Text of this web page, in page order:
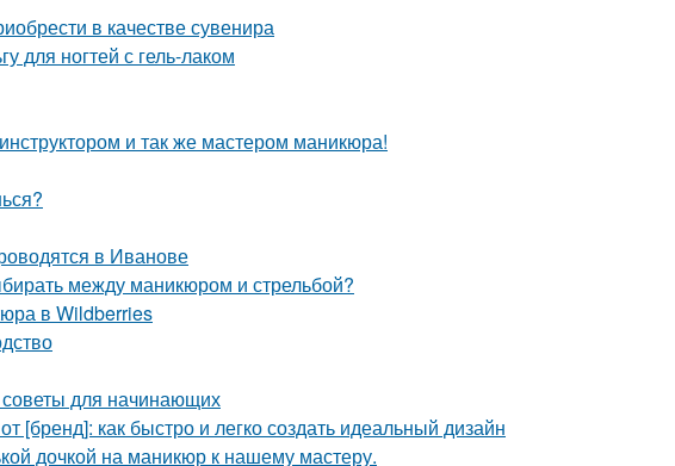
в качестве сувенира
для ногтей с гель-лаком
и так же мастером маникюра!
в Иванове
между маникюром и стрельбой?
в Wildberries
советы для начинающих
как быстро и легко создать идеальный дизайн
дочкой на маникюр к нашему мастеру.